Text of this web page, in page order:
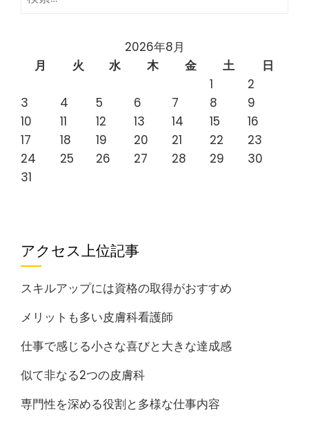
2026年8月
月
火 水 木 金 土
日
1
2
3
4 5 6 7 8
9
10
11 12 13 14 15
16
17
18 19 20 21 22
23
24
25 26 27 28 29
30
31
アクセス上位記事
スキルアップには資格の取得がおすすめ
メリットも多い皮膚科看護師
仕事で感じる小さな喜びと大きな達成感
似て非なる2つの皮膚科
専門性を深める役割と多様な仕事内容